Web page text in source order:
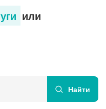
или
Найти